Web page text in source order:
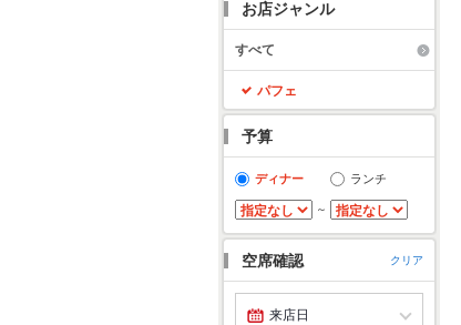
お店ジャンル
すべて
パフェ
予算
ディナー ランチ
～
空席確認 クリア